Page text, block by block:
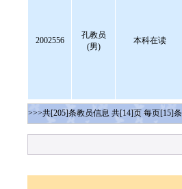
2002556
孔教员
(男)
本科在读
>>>共[205]条教员信息 共[14]页 每页[15]条